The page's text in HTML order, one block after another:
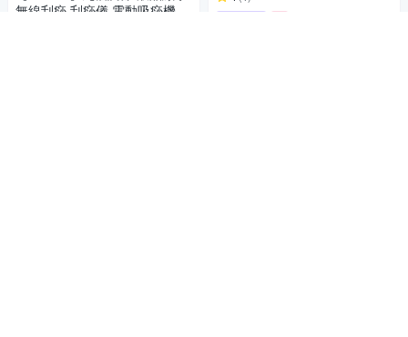
無線刮痧 刮痧儀 電動吸痧機 拔